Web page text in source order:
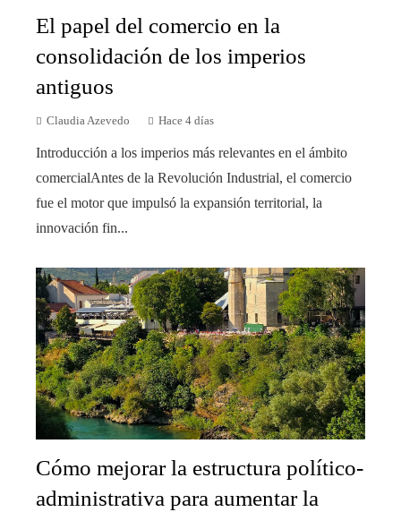
El papel del comercio en la
consolidación de los imperios
antiguos
Claudia Azevedo Hace 4 días
Introducción a los imperios más relevantes en el ámbito
comercialAntes de la Revolución Industrial, el comercio
fue el motor que impulsó la expansión territorial, la
innovación fin...
Cómo mejorar la estructura político-
administrativa para aumentar la